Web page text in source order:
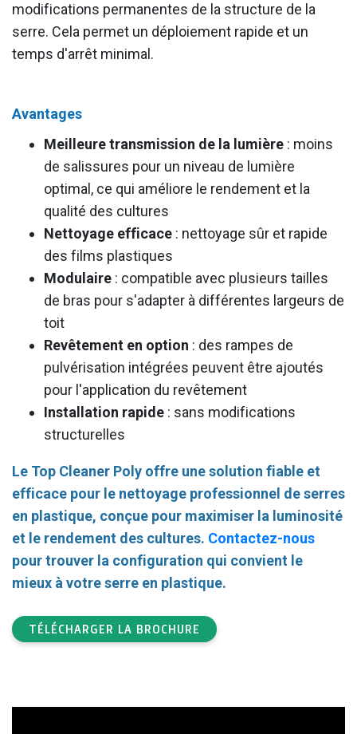
modifications permanentes de la structure de la
serre. Cela permet un déploiement rapide et un
temps d'arrêt minimal.
Avantages
Meilleure transmission de la lumière : moins
de salissures pour un niveau de lumière
optimal, ce qui améliore le rendement et la
qualité des cultures
Nettoyage efficace : nettoyage sûr et rapide
des films plastiques
Modulaire : compatible avec plusieurs tailles
de bras pour s'adapter à différentes largeurs de
toit
Revêtement en option : des rampes de
pulvérisation intégrées peuvent être ajoutés
pour l'application du revêtement
Installation rapide : sans modifications
structurelles
Le Top Cleaner Poly offre une solution fiable et
efficace pour le nettoyage professionnel de serres
en plastique, conçue pour maximiser la luminosité
et le rendement des cultures. Contactez-nous
pour trouver la configuration qui convient le
mieux à votre serre en plastique.
TÉLÉCHARGER LA BROCHURE